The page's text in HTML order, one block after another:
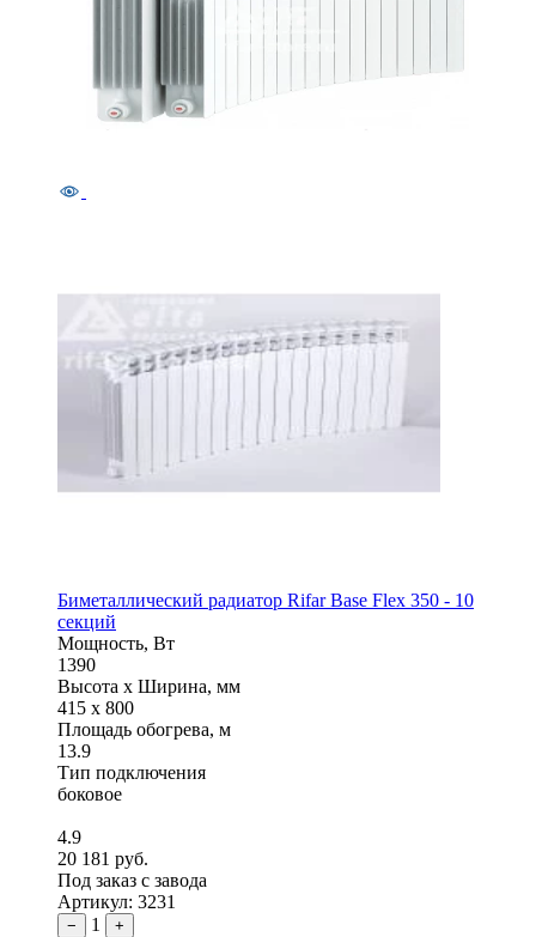
Биметаллический радиатор Rifar Base Flex 350 - 10
секций
Мощность, Вт
1390
Высота x Ширина, мм
415 x 800
Площадь обогрева, м
13.9
Тип подключения
боковое
4.9
20 181 руб.
Под заказ с завода
Артикул: 3231
− 1 +